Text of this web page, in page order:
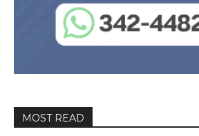
MOST READ